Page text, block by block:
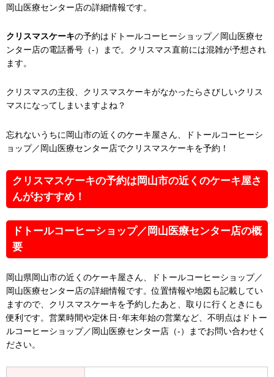
岡山医療センター店の詳細情報です。
クリスマスケーキの予約はドトールコーヒーショップ／岡山医療セ
ンター店の電話番号（-）まで。クリスマス直前には混雑が予想され
ます。
クリスマスの主役、クリスマスケーキがなかったらさびしいクリス
マスになってしまいますよね？
忘れないうちに岡山市の近くのケーキ屋さん、ドトールコーヒーシ
ョップ／岡山医療センター店でクリスマスケーキを予約！
クリスマスケーキの予約は岡山市の近くのケーキ屋さ
んがおすすめ！
ドトールコーヒーショップ／岡山医療センター店の概
要
岡山県岡山市の近くのケーキ屋さん、ドトールコーヒーショップ／
岡山医療センター店の詳細情報です。位置情報や地図も記載してい
ますので、クリスマスケーキを予約したあと、取りに行くときにも
便利です。営業時間や定休日･年末年始の営業など、不明点はドトー
ルコーヒーショップ／岡山医療センター店（-）までお問い合わせく
ださい。